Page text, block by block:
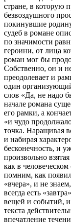
стране, в которую
безвоздушного
покинувшие
судеб в романе
по значимости
героини, от лица
роман мог бы
Собственно, он и
преодолевает и
один
слов «Да, не надо
начале романа
его рамки, а
«и чудо
точка. Наращивая
и набирая
бесконечность, и
произвольно
как в
помним, как
«вчера», и не
всегда есть
вещей и событий,
текста
впечатление